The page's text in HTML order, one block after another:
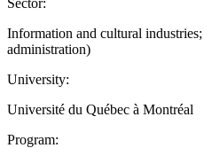
Information and cultural
administration)
University:
Université du Québec à Montréal
Program: